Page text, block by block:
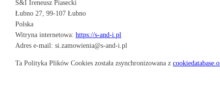
S&I Ireneusz Piasecki
Łubno 27, 99-107 Łubno
Polska
Witryna internetowa: https://s-and-i.pl
Adres e-mail: si.zamowienia@s-and-i.pl
Ta Polityka Plików Cookies została zsynchronizowana z